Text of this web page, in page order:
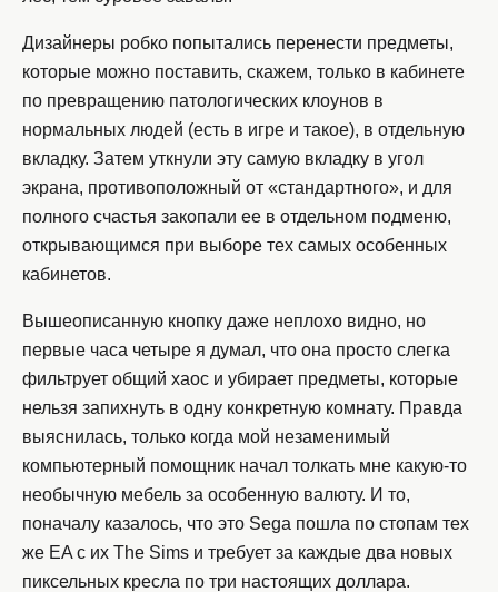
Дизайнеры робко попытались перенести предметы,
которые можно поставить, скажем, только в кабинете
по превращению патологических клоунов в
нормальных людей (есть в игре и такое), в отдельную
вкладку. Затем уткнули эту самую вкладку в угол
экрана, противоположный от «стандартного», и для
полного счастья закопали ее в отдельном подменю,
открывающимся при выборе тех самых особенных
кабинетов.
Вышеописанную кнопку даже неплохо видно, но
первые часа четыре я думал, что она просто слегка
фильтрует общий хаос и убирает предметы, которые
нельзя запихнуть в одну конкретную комнату. Правда
выяснилась, только когда мой незаменимый
компьютерный помощник начал толкать мне какую-то
необычную мебель за особенную валюту. И то,
поначалу казалось, что это Sega пошла по стопам тех
же EA с их The Sims и требует за каждые два новых
пиксельных кресла по три настоящих доллара.